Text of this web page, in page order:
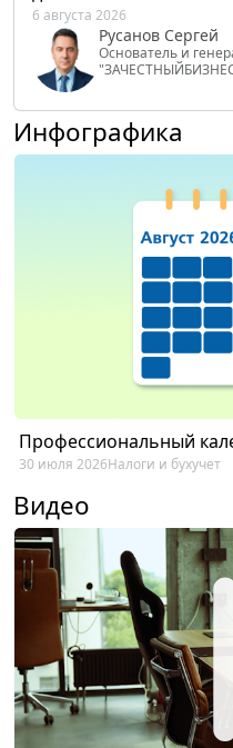
6 августа 2026
Русанов Сергей
Основатель и
Инфографика
Профессиональный
30 июля 2026Налоги и бухучет
Видео